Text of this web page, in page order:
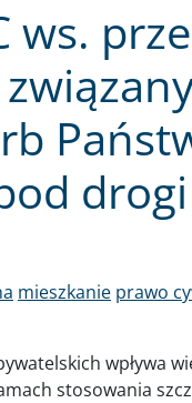
ws.
mieszkanie prawo
wpływa
stosowania